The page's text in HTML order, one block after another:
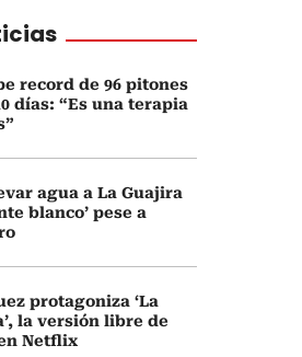
record de 96 pitones
días: “Es una terapia
agua a La Guajira
blanco’ pese a
protagoniza ‘La
la versión libre de
Netflix